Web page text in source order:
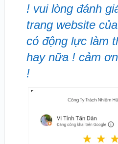
! vui lòng đánh
trang website
có động lực làm
hay nữa ! cảm
!